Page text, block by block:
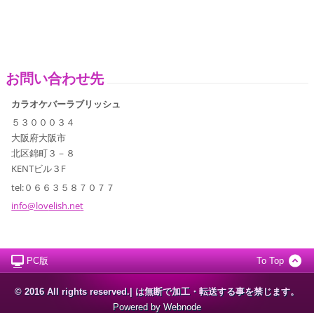
お問い合わせ先
カラオケバーラブリッシュ
５３０００３４
大阪府大阪市
北区錦町３－８
KENTビル３F
tel:０６６３５８７０７７
info@lovelish.net
PC版 To Top
© 2016 All rights reserved.| は無断で加工・転送する事を禁じます。
Powered by Webnode